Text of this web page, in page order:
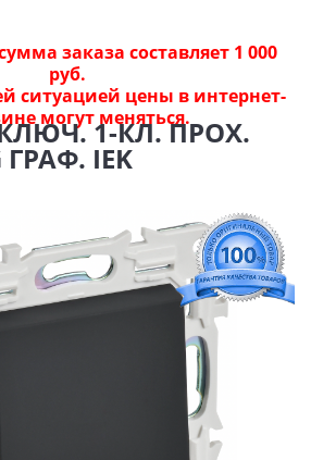
заказа составляет 1 000
руб.
ситуацией цены в интернет-
могут меняться.
1-КЛ. ПРОХ.
ГРАФ. IEK